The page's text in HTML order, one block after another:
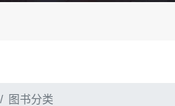
图书分类